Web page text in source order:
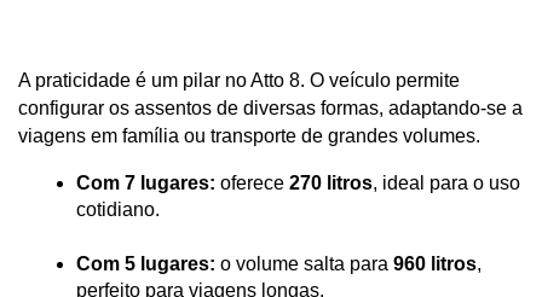
A praticidade é um pilar no Atto 8. O veículo permite
configurar os assentos de diversas formas, adaptando-se a
viagens em família ou transporte de grandes volumes.
Com 7 lugares: oferece 270 litros, ideal para o uso
cotidiano.
Com 5 lugares: o volume salta para 960 litros,
perfeito para viagens longas.